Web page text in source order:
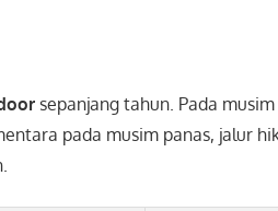
sepanjang tahun. Pada
pada musim panas, jalur